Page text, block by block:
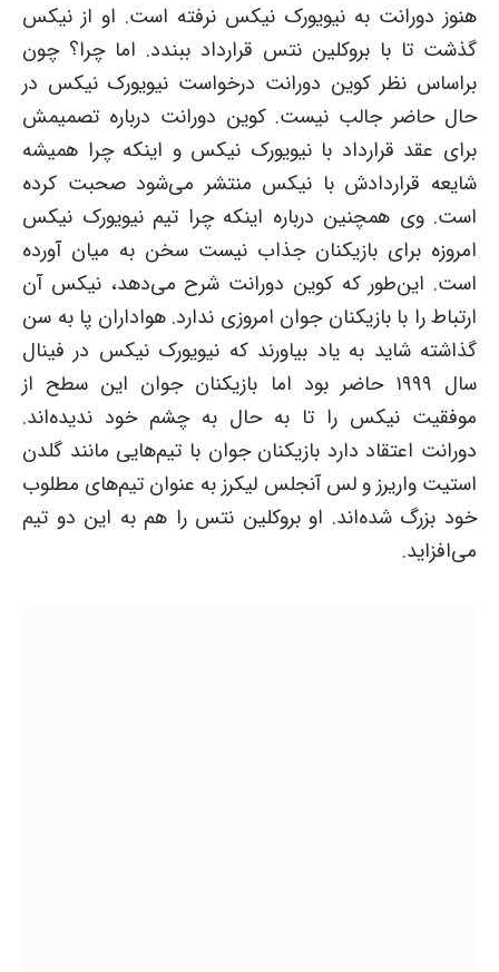
هنوز دورانت به نیویورک نیکس نرفته است. او از نیکس
گذشت تا با بروکلین نتس قرارداد ببندد. اما چرا؟ چون
براساس نظر کوین دورانت درخواست نیویورک نیکس در
حال حاضر جالب نیست. کوین دورانت درباره تصمیمش
برای عقد قرارداد با نیویورک نیکس و اینکه چرا همیشه
شایعه قراردادش با نیکس منتشر می‌شود صحبت کرده
است. وی همچنین درباره اینکه چرا تیم نیویورک نیکس
امروزه برای بازیکنان جذاب نیست سخن به میان آورده
است. این‌طور که کوین دورانت شرح می‌دهد، نیکس آن
ارتباط را با بازیکنان جوان امروزی ندارد. هواداران پا به سن
گذاشته شاید به یاد بیاورند که نیویورک نیکس در فینال
سال ۱۹۹۹ حاضر بود اما بازیکنان جوان این سطح از
موفقیت نیکس را تا به حال به چشم خود ندیده‌اند.
دورانت اعتقاد دارد بازیکنان جوان با تیم‌هایی مانند گلدن
استیت واریرز و لس آنجلس لیکرز به عنوان تیم‌های مطلوب
خود بزرگ شده‌اند. او بروکلین نتس را هم به این دو تیم
می‌افزاید.